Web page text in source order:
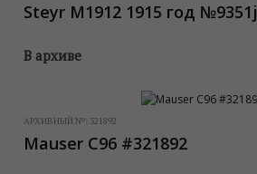
Steyr M1912 1915 год №9351j
В архиве
АРХИВНЫЙ №: 321892
Mauser C96 #321892